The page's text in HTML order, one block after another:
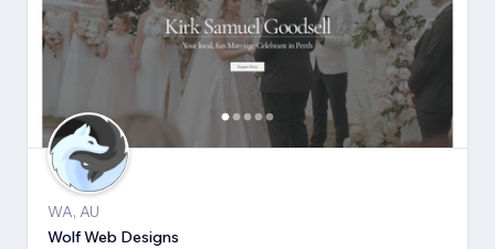
WA, AU
Wolf Web Designs